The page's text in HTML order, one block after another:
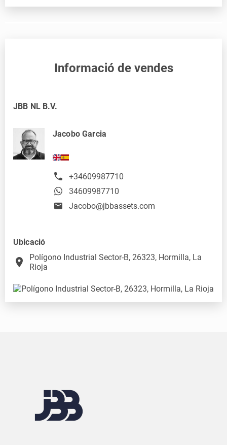
Informació de vendes
JBB NL B.V.
Jacobo Garcia
+34609987710
34609987710
Jacobo@jbbassets.com
Ubicació
place
Polígono Industrial Sector-B, 26323, Hormilla, La
Rioja